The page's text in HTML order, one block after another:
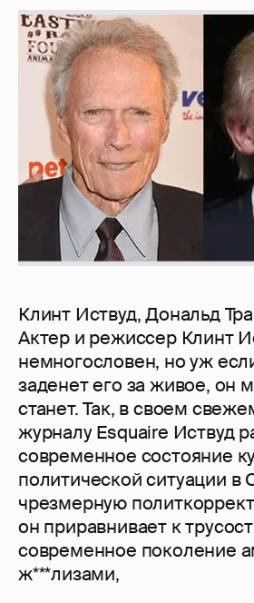
Клинт Иствуд, Дональд
Актер и режиссер Клинт
немногословен, но уж
заденет его за живое, он
станет. Так, в своем
журналу Esquaire Иствуд
современное состояние
политической ситуации в
чрезмерную
он приравнивает к
современное поколение
ж***лизами,